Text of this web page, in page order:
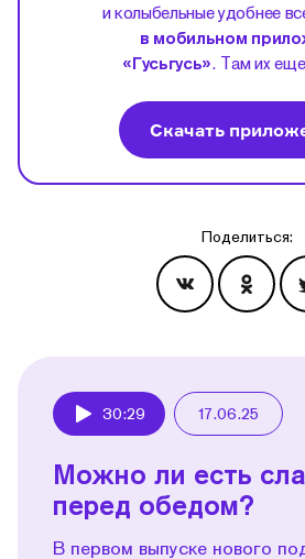
и колыбельные удобнее
в мобильном
«Гусьгусь». Там их
Скачать
Поделиться:
30:29 17.06.25
Можно ли есть
перед обедом?
В первом выпуске нового